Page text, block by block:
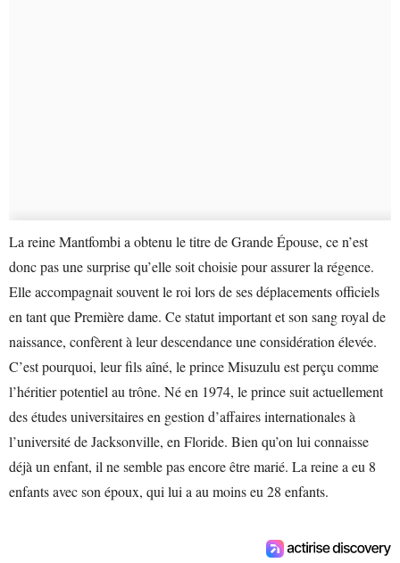
La reine Mantfombi a obtenu le titre de Grande Épouse, ce n’est
donc pas une surprise qu’elle soit choisie pour assurer la régence.
Elle accompagnait souvent le roi lors de ses déplacements officiels
en tant que Première dame. Ce statut important et son sang royal de
naissance, confèrent à leur descendance une considération élevée.
C’est pourquoi, leur fils aîné, le prince Misuzulu est perçu comme
l’héritier potentiel au trône. Né en 1974, le prince suit actuellement
des études universitaires en gestion d’affaires internationales à
l’université de Jacksonville, en Floride. Bien qu’on lui connaisse
déjà un enfant, il ne semble pas encore être marié. La reine a eu 8
enfants avec son époux, qui lui a au moins eu 28 enfants.